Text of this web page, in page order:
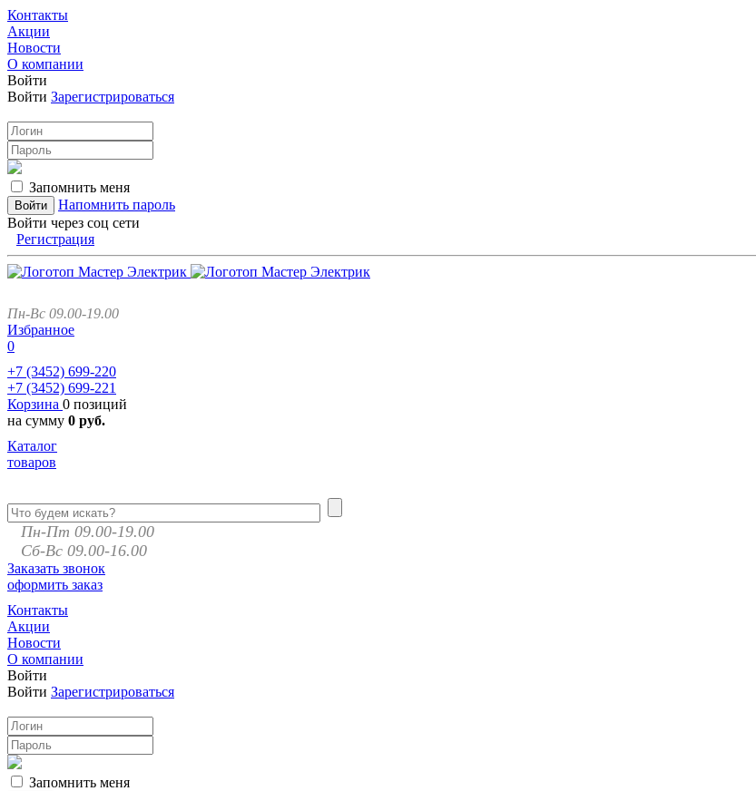
Контакты
Акции
Новости
О компании
Войти
Войти Зарегистрироваться
Запомнить меня
Напомнить пароль
Войти через соц сети
Регистрация
Пн-Вс 09.00-19.00
Избранное
0
+7 (3452) 699-220
+7 (3452) 699-221
Корзина 0 позиций
на сумму 0 руб.
Каталог
товаров
Пн-Пт 09.00-19.00
Сб-Вс 09.00-16.00
Заказать звонок
оформить заказ
Контакты
Акции
Новости
О компании
Войти
Войти Зарегистрироваться
Запомнить меня